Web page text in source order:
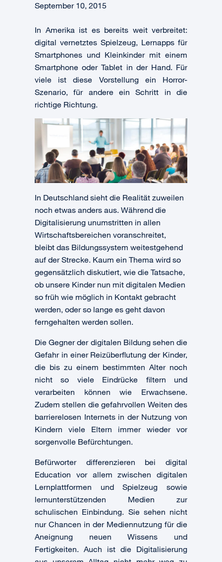
September 10, 2015
In Amerika ist es bereits weit verbreitet:
digital vernetztes Spielzeug, Lernapps für
Smartphones und Kleinkinder mit einem
Smartphone oder Tablet in der Hand. Für
viele ist diese Vorstellung ein Horror-
Szenario, für andere ein Schritt in die
richtige Richtung.
In Deutschland sieht die Realität zuweilen
noch etwas anders aus. Während die
Digitalisierung unumstritten in allen
Wirtschaftsbereichen voranschreitet,
bleibt das Bildungssystem weitestgehend
auf der Strecke. Kaum ein Thema wird so
gegensätzlich diskutiert, wie die Tatsache,
ob unsere Kinder nun mit digitalen Medien
so früh wie möglich in Kontakt gebracht
werden, oder so lange es geht davon
ferngehalten werden sollen.
Die Gegner der digitalen Bildung sehen die
Gefahr in einer Reizüberflutung der Kinder,
die bis zu einem bestimmten Alter noch
nicht so viele Eindrücke filtern und
verarbeiten können wie Erwachsene.
Zudem stellen die gefahrvollen Weiten des
barrierelosen Internets in der Nutzung von
Kindern viele Eltern immer wieder vor
sorgenvolle Befürchtungen.
Befürworter differenzieren bei digital
Education vor allem zwischen digitalen
Lernplattformen und Spielzeug sowie
lernunterstützenden Medien zur
schulischen Einbindung. Sie sehen nicht
nur Chancen in der Mediennutzung für die
Aneignung neuen Wissens und
Fertigkeiten. Auch ist die Digitalisierung